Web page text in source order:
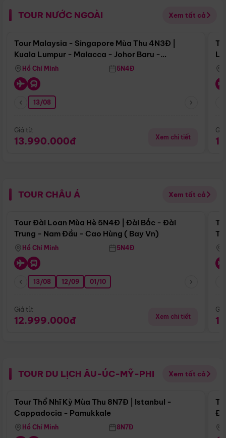
TOUR NƯỚC NGOÀI Xem tất cả
Điểm nổi bật
Tour Malaysia - Singapore Mùa Thu 4N3Đ |
Kuala Lumpur - Malacca - Johor Baru -
Singapore
Hồ Chí Minh 5N4Đ
13/08
Giá từ:
13.990.000đ Xem chi tiết
TOUR CHÂU Á Xem tất cả
Điểm nổi bật
Tour Đài Loan Mùa Hè 5N4Đ | Đài Bắc - Đài
Trung - Nam Đầu - Cao Hùng ( Bay Vn)
Hồ Chí Minh 5N4Đ
13/08 12/09 01/10
Giá từ:
12.999.000đ Xem chi tiết
TOUR DU LỊCH ÂU-ÚC-MỸ-PHI Xem tất cả
Điểm nổi bật
Tour Thổ Nhĩ Kỳ Mùa Thu 8N7Đ | Istanbul -
Cappadocia - Pamukkale
Hồ Chí Minh 8N7Đ